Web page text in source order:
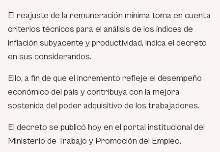
El reajuste de la remuneración mínima toma en cuenta
criterios técnicos para el análisis de los índices de
inflación subyacente y productividad, indica el decreto
en sus considerandos.
Ello, a fin de que el incremento refleje el desempeño
económico del país y contribuya con la mejora
sostenida del poder adquisitivo de los trabajadores.
El decreto se publicó hoy en el portal institucional del
Ministerio de Trabajo y Promoción del Empleo.